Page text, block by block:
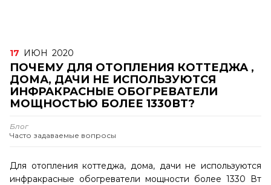
17 ИЮН 2020
ПОЧЕМУ ДЛЯ ОТОПЛЕНИЯ КОТТЕДЖА ,
ДОМА, ДАЧИ НЕ ИСПОЛЬЗУЮТСЯ
ИНФРАКРАСНЫЕ ОБОГРЕВАТЕЛИ
МОЩНОСТЬЮ БОЛЕЕ 1330ВТ?
Блог
Часто задаваемые вопросы
Для отопления коттеджа, дома, дачи не используются
инфракрасные обогреватели мощности более 1330 Вт